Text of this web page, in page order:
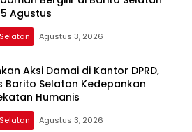
Agustus
Agustus 3, 2026
Aksi Damai di Kantor DPRD,
Barito Selatan Kedepankan
Humanis
Agustus 3, 2026